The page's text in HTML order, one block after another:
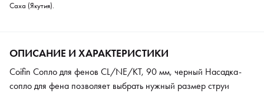
Саха (Якутия).
ОПИСАНИЕ И ХАРАКТЕРИСТИКИ
Coifin Сопло для фенов CL/NE/KT, 90 мм, черный Насадка-
сопло для фена позволяет выбрать нужный размер струи